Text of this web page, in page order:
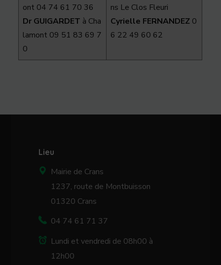
ont 04 74 61 70 36
Dr GUIGARDET à Cha
lamont 09 51 83 69 7
0
ns Le Clos Fleuri
Cyrielle FERNANDEZ 0
6 22 49 60 62
Lieu
Mairie de Crans
1237, route de Montbuisson
01320 Crans
04 74 61 71 37
Lundi et vendredi de 08h00 à
12h00